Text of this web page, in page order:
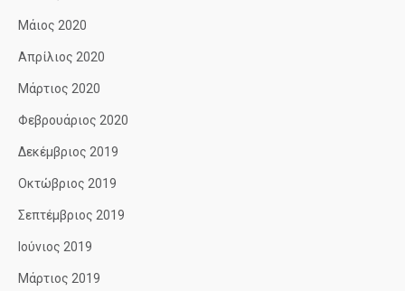
Μάιος 2020
Απρίλιος 2020
Μάρτιος 2020
Φεβρουάριος 2020
Δεκέμβριος 2019
Οκτώβριος 2019
Σεπτέμβριος 2019
Ιούνιος 2019
Μάρτιος 2019